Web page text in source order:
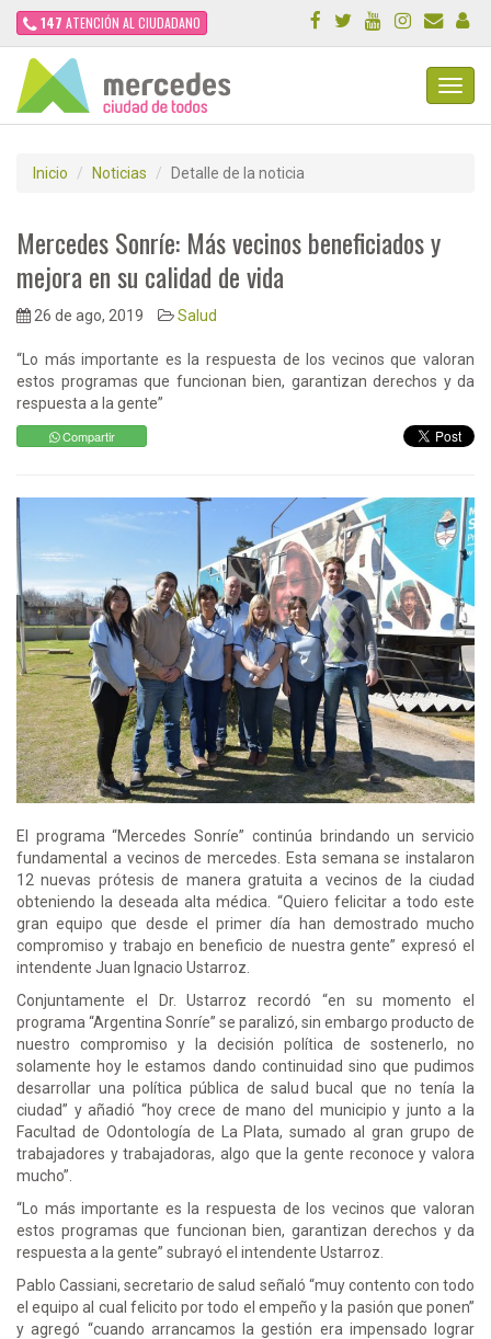
147 ATENCIÓN AL CIUDADANO
Inicio Noticias Detalle de la noticia
Mercedes Sonríe: Más vecinos beneficiados y
mejora en su calidad de vida
26 de ago, 2019 Salud
“Lo más importante es la respuesta de los vecinos que valoran
estos programas que funcionan bien, garantizan derechos y da
respuesta a la gente”
Compartir
El programa “Mercedes Sonríe” continúa brindando un servicio
fundamental a vecinos de mercedes. Esta semana se instalaron
12 nuevas prótesis de manera gratuita a vecinos de la ciudad
obteniendo la deseada alta médica. “Quiero felicitar a todo este
gran equipo que desde el primer día han demostrado mucho
compromiso y trabajo en beneficio de nuestra gente” expresó el
intendente Juan Ignacio Ustarroz.
Conjuntamente el Dr. Ustarroz recordó “en su momento el
programa “Argentina Sonríe” se paralizó, sin embargo producto de
nuestro compromiso y la decisión política de sostenerlo, no
solamente hoy le estamos dando continuidad sino que pudimos
desarrollar una política pública de salud bucal que no tenía la
ciudad” y añadió “hoy crece de mano del municipio y junto a la
Facultad de Odontología de La Plata, sumado al gran grupo de
trabajadores y trabajadoras, algo que la gente reconoce y valora
mucho”.
“Lo más importante es la respuesta de los vecinos que valoran
estos programas que funcionan bien, garantizan derechos y da
respuesta a la gente” subrayó el intendente Ustarroz.
Pablo Cassiani, secretario de salud señaló “muy contento con todo
el equipo al cual felicito por todo el empeño y la pasión que ponen”
y agregó “cuando arrancamos la gestión era impensado lograr